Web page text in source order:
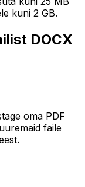
kuni 2 GB.
DOCX
oma PDF
faile